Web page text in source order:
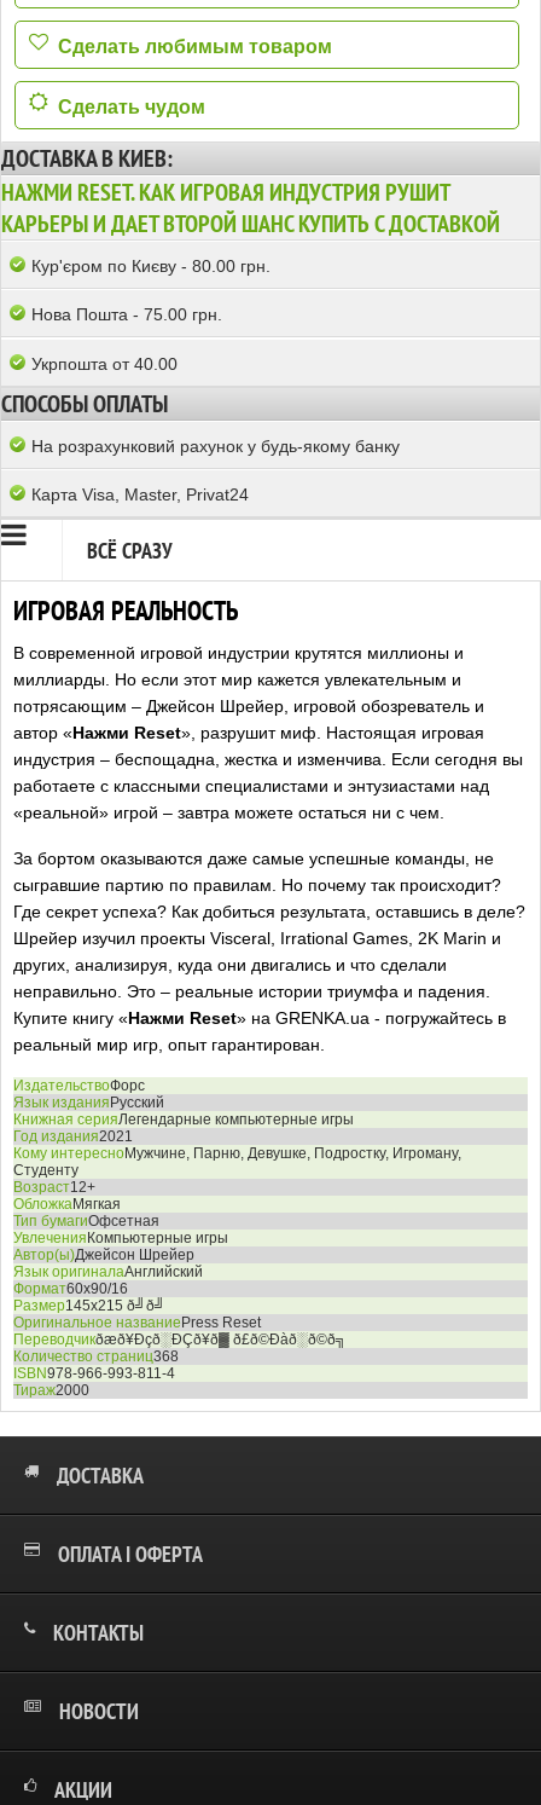
Сделать любимым товаром
Сделать чудом
ДОСТАВКА В КИЕВ:
НАЖМИ RESET. КАК ИГРОВАЯ ИНДУСТРИЯ РУШИТ
КАРЬЕРЫ И ДАЕТ ВТОРОЙ ШАНС КУПИТЬ С ДОСТАВКОЙ
Кур'єром по Києву - 80.00 грн.
Нова Пошта - 75.00 грн.
Укрпошта от 40.00
СПОСОБЫ ОПЛАТЫ
На розрахунковий рахунок у будь-якому банку
Карта Visa, Master, Privat24
ВСЁ СРАЗУ
ИГРОВАЯ РЕАЛЬНОСТЬ
В современной игровой индустрии крутятся миллионы и
миллиарды. Но если этот мир кажется увлекательным и
потрясающим – Джейсон Шрейер, игровой обозреватель и
автор «Нажми Reset», разрушит миф. Настоящая игровая
индустрия – беспощадна, жестка и изменчива. Если сегодня вы
работаете с классными специалистами и энтузиастами над
«реальной» игрой – завтра можете остаться ни с чем.
За бортом оказываются даже самые успешные команды, не
сыгравшие партию по правилам. Но почему так происходит?
Где секрет успеха? Как добиться результата, оставшись в деле?
Шрейер изучил проекты Visceral, Irrational Games, 2K Marin и
других, анализируя, куда они двигались и что сделали
неправильно. Это – реальные истории триумфа и падения.
Купите книгу «Нажми Reset» на GRENKA.ua - погружайтесь в
реальный мир игр, опыт гарантирован.
ИздательствоФорс
Язык издания Русский
Книжная серияЛегендарные компьютерные игры
Год издания2021
Кому интересноМужчине, Парню, Девушке, Подростку, Игроману,
Студенту
Возраст12+
ОбложкаМягкая
Тип бумагиОфсетная
Увлечения Компьютерные игры
Автор(ы)Джейсон Шрейер
Язык оригиналаАнглийский
Формат60x90/16
Размер145x215 ð╝ð╝
Оригинальное название Press Reset
Переводчикðæð¥Ðçð░ÐÇð¥ð▓ ð£ð©Ðàð░ð©ð╗
Количество страниц368
ISBN978-966-993-811-4
Тираж2000
ДОСТАВКА
ОПЛАТА І ОФЕРТА
КОНТАКТЫ
НОВОСТИ
АКЦИИ